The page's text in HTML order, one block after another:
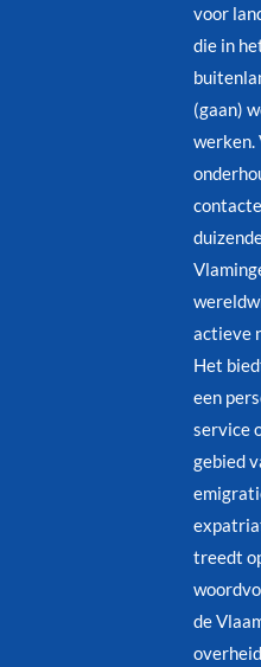
voor
die in
(gaan)
werken.
actieve
Het
een
service
gebied
treedt
de